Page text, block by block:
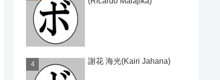
謝花 海光(Kairi Jahana)